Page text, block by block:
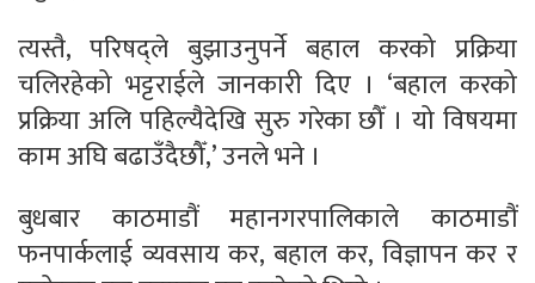
त्यस्तै, परिषद्‌ले बुझाउनुपर्ने बहाल करको प्रक्रिया
चलिरहेको भट्टराईले जानकारी दिए । ‘बहाल करको
प्रक्रिया अलि पहिल्यैदेखि सुरु गरेका छौँ । यो विषयमा
काम अघि बढाउँदैछौँ,’ उनले भने ।
बुधबार काठमाडौं महानगरपालिकाले काठमाडौं
फनपार्कलाई व्यवसाय कर, बहाल कर, विज्ञापन कर र